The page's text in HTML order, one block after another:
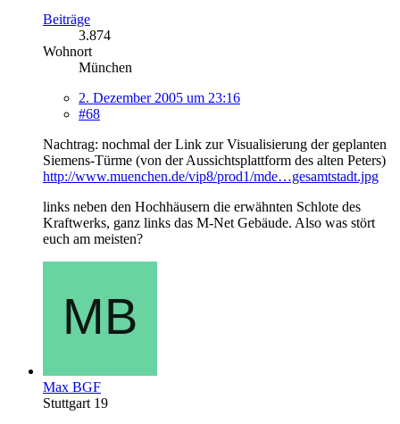
Beiträge
3.874
Wohnort
München
2. Dezember 2005 um 23:16
#68
Nachtrag: nochmal der Link zur Visualisierung der geplanten
Siemens-Türme (von der Aussichtsplattform des alten Peters)
http://www.muenchen.de/vip8/prod1/mde…gesamtstadt.jpg
links neben den Hochhäusern die erwähnten Schlote des
Kraftwerks, ganz links das M-Net Gebäude. Also was stört
euch am meisten?
Max BGF
Stuttgart 19